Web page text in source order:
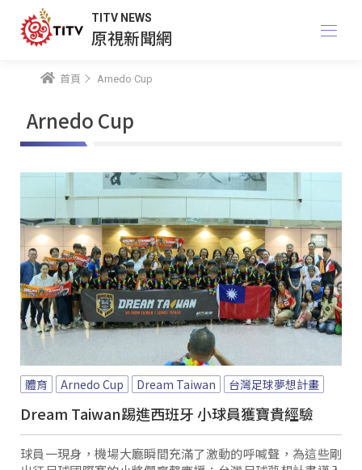
TITV NEWS
原視新聞網
首頁 Arnedo Cup
Arnedo Cup
體育 Arnedo Cup Dream Taiwan 台灣足球夢想計畫
Dream Taiwan踢進西班牙 小球員獲寶貴經驗
球員一現身，機場大廳瞬間充滿了激動的呼喊聲，為這些剛